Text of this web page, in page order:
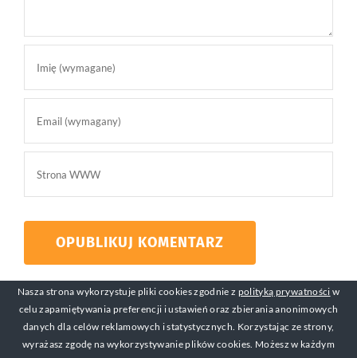
Nasza strona wykorzystuje pliki cookies zgodnie z polityką prywatności w
celu zapamiętywania preferencji i ustawień oraz zbierania anonimowych
danych dla celów reklamowych i statystycznych. Korzystając ze strony,
wyrażasz zgodę na wykorzystywanie plików cookies. Możesz w każdym